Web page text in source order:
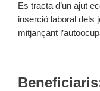
Es tracta d’un ajut
inserció laboral dels
mitjançant